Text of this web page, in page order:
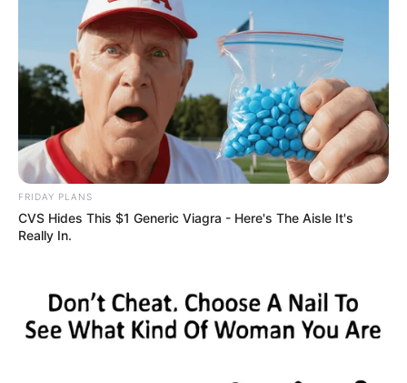
FRIDAY PLANS
CVS Hides This $1 Generic Viagra - Here's The Aisle It's
Really In.